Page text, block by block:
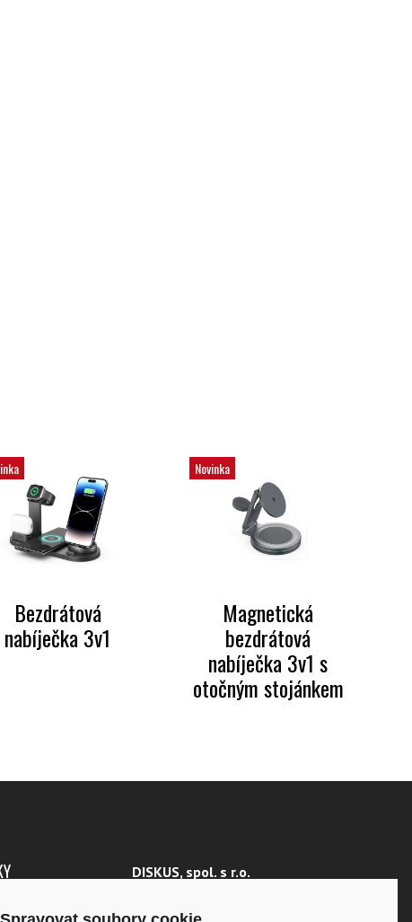
Bezdrátová
nabíječka 3v1
Novinka
Magnetická
bezdrátová
nabíječka 3v1 s
otočným stojánkem
DISKUS, spol. s r.o.
DIČ: CZ41195183